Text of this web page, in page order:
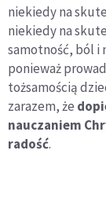
niekiedy na
niekiedy na
samotność, ból i
ponieważ
tożsamością
zarazem, że
nauczaniem
radość.